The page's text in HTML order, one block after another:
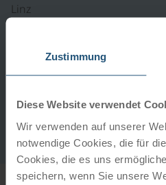
Zustimmung
Diese Website verwendet
Wir verwenden auf unserer
notwendige Cookies, die für
Cookies, die es uns
speichern, wenn Sie unsere
Linz
einer erstklassigen Lage im
bequemen…
Verlängerung auf Anfrage